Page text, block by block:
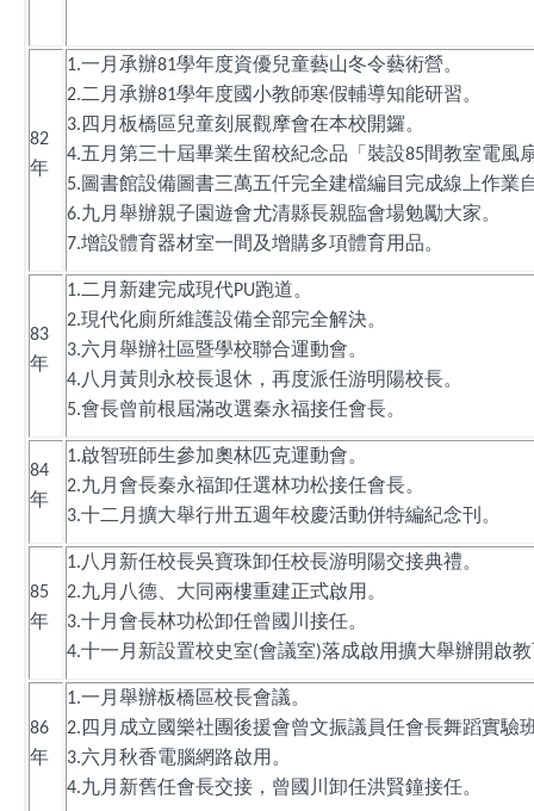
82
年
1.一月承辦81學年度資優兒童藝山冬令藝術營。
2.二月承辦81學年度國小教師寒假輔導知能研習。
3. 四月板橋區兒童刻展觀摩會在本校開鑼。
4.五月第三十屆畢業生留校紀念品「裝設85間教室電風
5.圖書館設備圖書三萬五仟完全建檔編目完成線上作業
6.九月舉辦親子園遊會尤清縣長親臨會場勉勵大家。
7.增設體育器材室一間及增購多項體育用品。
83
年
1.二月新建完成現代PU跑道。
2.現代化廁所維護設備全部完全解決。
3.六月舉辦社區暨學校聯合運動會。
4.八月黃則永校長退休，再度派任游明陽校長。
5.會長曾前根屆滿改選秦永福接任會長。
84
年
1.啟智班師生參加奧林匹克運動會。
2.九月會長秦永福卸任選林功松接任會長。
3.十二月擴大舉行卅五週年校慶活動併特編紀念刊。
85
年
1.八月新任校長吳寶珠卸任校長游明陽交接典禮。
2.九月八德、大同兩樓重建正式啟用。
3.十月會長林功松卸任曾國川接任。
4.十一月新設置校史室(會議室)落成啟用擴大舉辦開啟
86
年
1.一月舉辦板橋區校長會議。
2. 四月成立國樂社團後援會曾文振議員任會長舞蹈實驗
3.六月秋香電腦網路啟用。
4.九月新舊任會長交接，曾國川卸任洪賢鐘接任。